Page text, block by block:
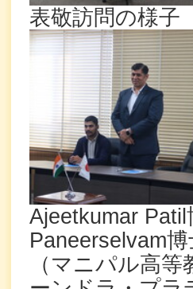
表敬訪問の様子
Paneerselvam博
（マニパル